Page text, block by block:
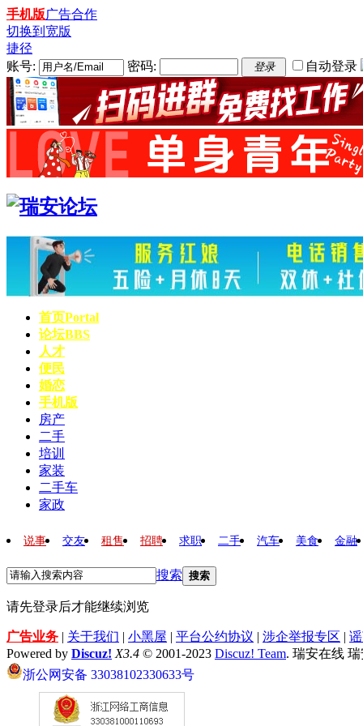
手机版广告合作
切换到宽版
捷径
账号:
密码: 登录 自动登录
首页Portal
论坛BBS
人才
便民
婚恋
手机版
房产
二手
培训
家装
二手车
家政
说事 交友 租售 招聘 求职 二手 汽车 美食 金融
搜索 搜索
请先登录后才能继续浏览
广告业务 | 关于我们 | 小黑屋 | 平台公约协议 | 涉企举报专区 |
Powered by Discuz! X3.4 © 2001-2023 Discuz! Team. 瑞安在线
浙公网安备 33038102330633号